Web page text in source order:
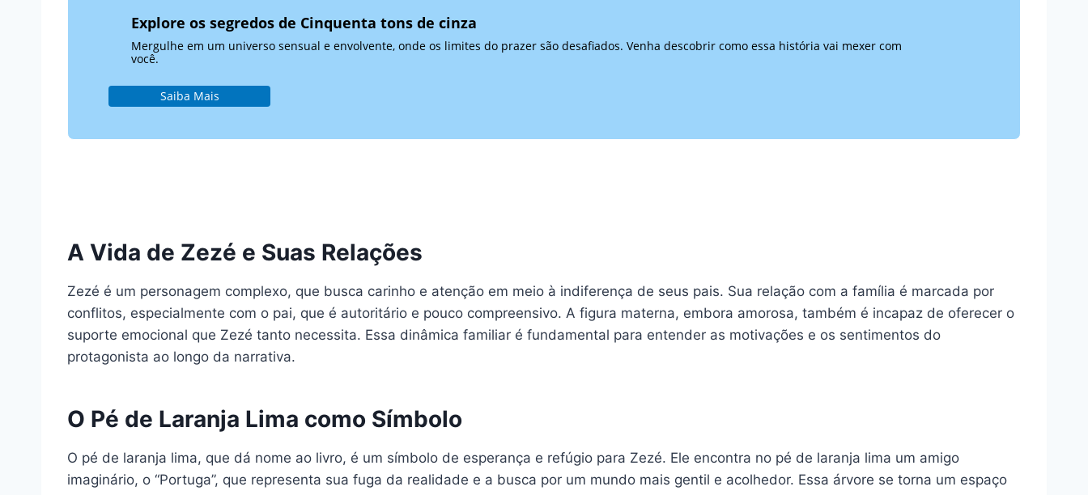
Explore os segredos de Cinquenta tons de cinza
Mergulhe em um universo sensual e envolvente, onde os limites do prazer são desafiados. Venha descobrir como essa história vai mexer com
você.
Saiba Mais
A Vida de Zezé e Suas Relações
Zezé é um personagem complexo, que busca carinho e atenção em meio à indiferença de seus pais. Sua relação com a família é marcada por
conflitos, especialmente com o pai, que é autoritário e pouco compreensivo. A figura materna, embora amorosa, também é incapaz de oferecer o
suporte emocional que Zezé tanto necessita. Essa dinâmica familiar é fundamental para entender as motivações e os sentimentos do
protagonista ao longo da narrativa.
O Pé de Laranja Lima como Símbolo
O pé de laranja lima, que dá nome ao livro, é um símbolo de esperança e refúgio para Zezé. Ele encontra no pé de laranja lima um amigo
imaginário, o “Portuga”, que representa sua fuga da realidade e a busca por um mundo mais gentil e acolhedor. Essa árvore se torna um espaço